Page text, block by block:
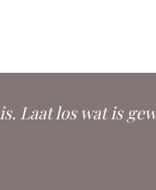
Laat los wat is